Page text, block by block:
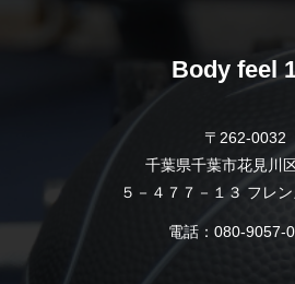
Body feel
〒262-0032
千葉県千葉市花見川
５－４７７－１３ フレ
電話：080-9057-